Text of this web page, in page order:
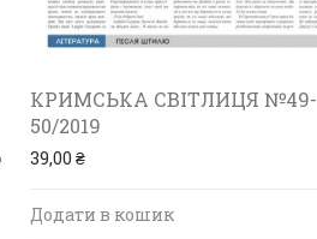
КРИМСЬКА СВІТЛИЦЯ №49-
50/2019
39,00 ₴
Додати в кошик